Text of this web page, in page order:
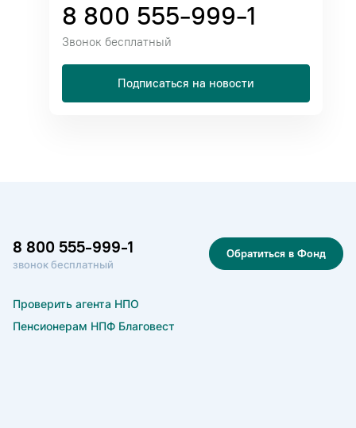
8 800 555-999-1
Звонок бесплатный
Подписаться на новости
8 800 555-999-1
звонок бесплатный
Обратиться в Фонд
Проверить агента НПО
Пенсионерам НПФ Благовест